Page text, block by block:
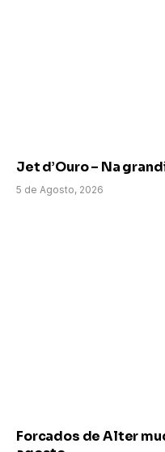
Jet d’Ouro – Na
5 de Agosto, 2026
Forcados de Alter